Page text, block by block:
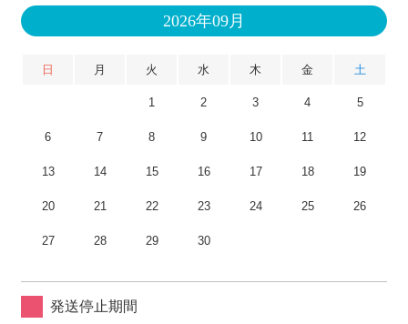
2026年09月
日 月 火 水 木 金 土
1 2 3 4 5
6 7 8 9 10 11 12
13 14 15 16 17 18 19
20 21 22 23 24 25 26
27 28 29 30
発送停止期間